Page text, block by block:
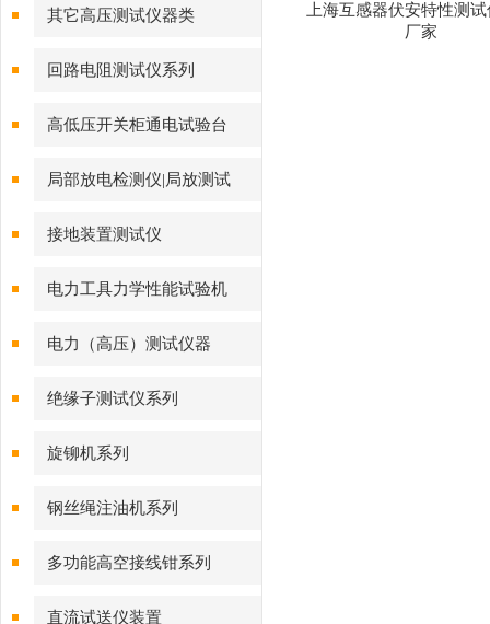
其它高压测试仪器类
回路电阻测试仪系列
高低压开关柜通电试验台
局部放电检测仪|局放测试
接地装置测试仪
电力工具力学性能试验机
电力（高压）测试仪器
绝缘子测试仪系列
旋铆机系列
钢丝绳注油机系列
多功能高空接线钳系列
直流试送仪装置
上海互感器伏安特性测
厂家